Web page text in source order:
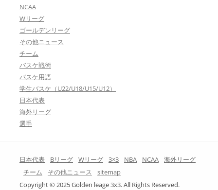
NCAA
Wリーグ
ゴールデンリーグ
その他ニュース
チーム
バスケ戦術
バスケ用語
学生バスケ（U22/U18/U15/U12）
日本代表
海外リーグ
選手
日本代表 Bリーグ Wリーグ 3×3 NBA NCAA
海外リーグ
チーム
その他ニュース
sitemap
Copyright © 2025 Golden leage 3x3. All Rights Reserved.